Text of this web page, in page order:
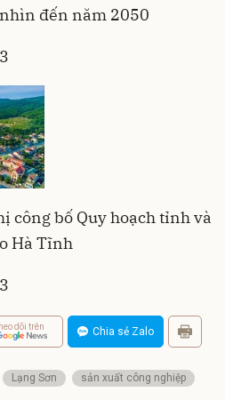
đến năm 2050
công bố Quy hoạch tỉnh và
Hà Tĩnh
dõi trên Chia sẻ Zalo
Lạng Sơn
sản xuất công nghiệp